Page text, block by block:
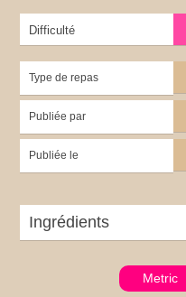
Difficulté
Type de repas
Publiée par
Publiée le
Ingrédients
Metric